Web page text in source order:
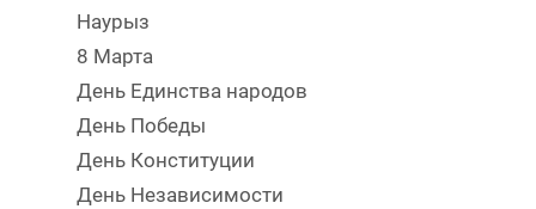
Наурыз
8 Марта
День Единства народов
День Победы
День Конституции
День Независимости